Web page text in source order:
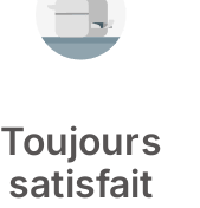
Toujours
satisfait